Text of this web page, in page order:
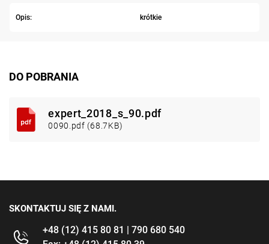
Opis: krótkie
DO POBRANIA
expert_2018_s_90.pdf
0090.pdf (68.7KB)
SKONTAKTUJ SIĘ Z NAMI.
+48 (12) 415 80 81 | 790 680 540